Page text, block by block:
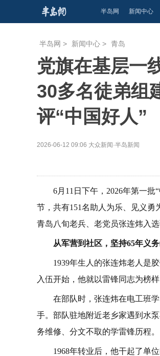
半岛网 新闻中心
半岛网 > 新闻中心 > 青岛
党旗在基层一
30多名徒弟组
评“中国好人”
2026-06-12 09:06 大众新闻·半岛新闻
6月11日下午，2026年第一
节，共有151名助人为乐、见义
青岛八旬老兵、老党员张连炜入选
从军营到社区，坚持65年义
1939年生人的张连炜老人是
入伍开始，他就以雷锋同志为榜
在部队时，张连炜在电工班
手。部队驻地附近老乡家遇到水
务维修、分文不取的学雷锋历程。
1968年转业后，他干起了单